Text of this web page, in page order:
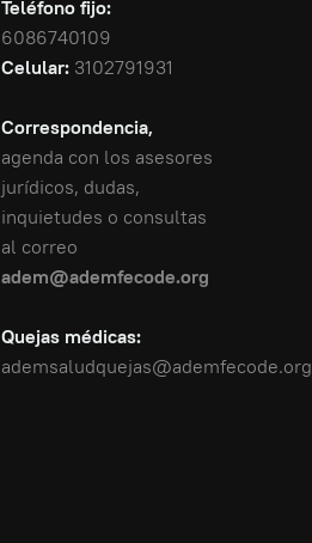
Teléfono fijo:
6086740109
Celular: 3102791931
Correspondencia,
agenda con los asesores
jurídicos, dudas,
inquietudes o consultas
al correo
adem@ademfecode.org
Quejas médicas:
ademsaludquejas@ademfecode.org